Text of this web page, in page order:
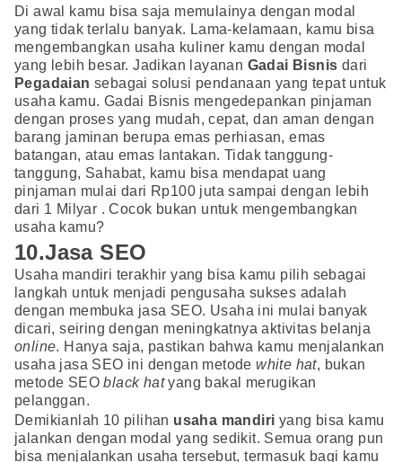
Di awal kamu bisa saja memulainya dengan modal
yang tidak terlalu banyak. Lama-kelamaan, kamu bisa
mengembangkan usaha kuliner kamu dengan modal
yang lebih besar. Jadikan layanan Gadai Bisnis dari
Pegadaian sebagai solusi pendanaan yang tepat untuk
usaha kamu. Gadai Bisnis mengedepankan pinjaman
dengan proses yang mudah, cepat, dan aman dengan
barang jaminan berupa emas perhiasan, emas
batangan, atau emas lantakan. Tidak tanggung-
tanggung, Sahabat, kamu bisa mendapat uang
pinjaman mulai dari Rp100 juta sampai dengan lebih
dari 1 Milyar . Cocok bukan untuk mengembangkan
usaha kamu?
10.Jasa SEO
Usaha mandiri terakhir yang bisa kamu pilih sebagai
langkah untuk menjadi pengusaha sukses adalah
dengan membuka jasa SEO. Usaha ini mulai banyak
dicari, seiring dengan meningkatnya aktivitas belanja
online. Hanya saja, pastikan bahwa kamu menjalankan
usaha jasa SEO ini dengan metodewhite hat, bukan
metode SEOblack hatyang bakal merugikan
pelanggan.
Demikianlah 10 pilihan usaha mandiri yang bisa kamu
jalankan dengan modal yang sedikit. Semua orang pun
bisa menjalankan usaha tersebut, termasuk bagi kamu